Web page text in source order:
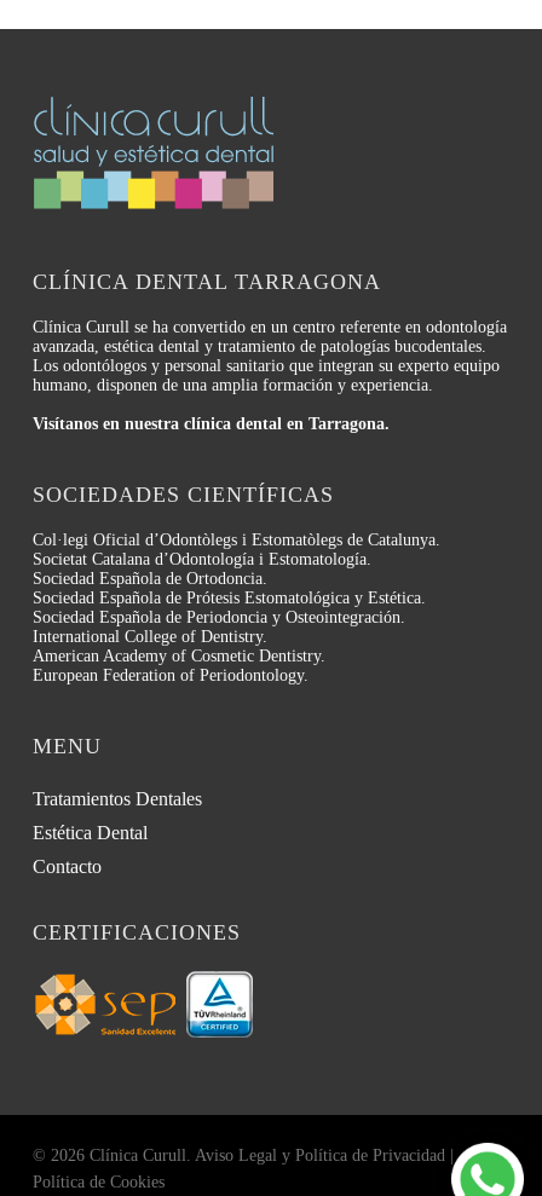
CLÍNICA DENTAL TARRAGONA
Clínica Curull se ha convertido en un centro referente en odontología
avanzada, estética dental y tratamiento de patologías bucodentales.
Los odontólogos y personal sanitario que integran su experto equipo
humano, disponen de una amplia formación y experiencia.
Visítanos en nuestra clínica dental en Tarragona.
SOCIEDADES CIENTÍFICAS
Col·legi Oficial d’Odontòlegs i Estomatòlegs de Catalunya.
Societat Catalana d’Odontología i Estomatología.
Sociedad Española de Ortodoncia.
Sociedad Española de Prótesis Estomatológica y Estética.
Sociedad Española de Periodoncia y Osteointegración.
International College of Dentistry.
American Academy of Cosmetic Dentistry.
European Federation of Periodontology.
MENU
Tratamientos Dentales
Estética Dental
Contacto
CERTIFICACIONES
© 2026 Clínica Curull. Aviso Legal y Política de Privacidad|
Política de Cookies